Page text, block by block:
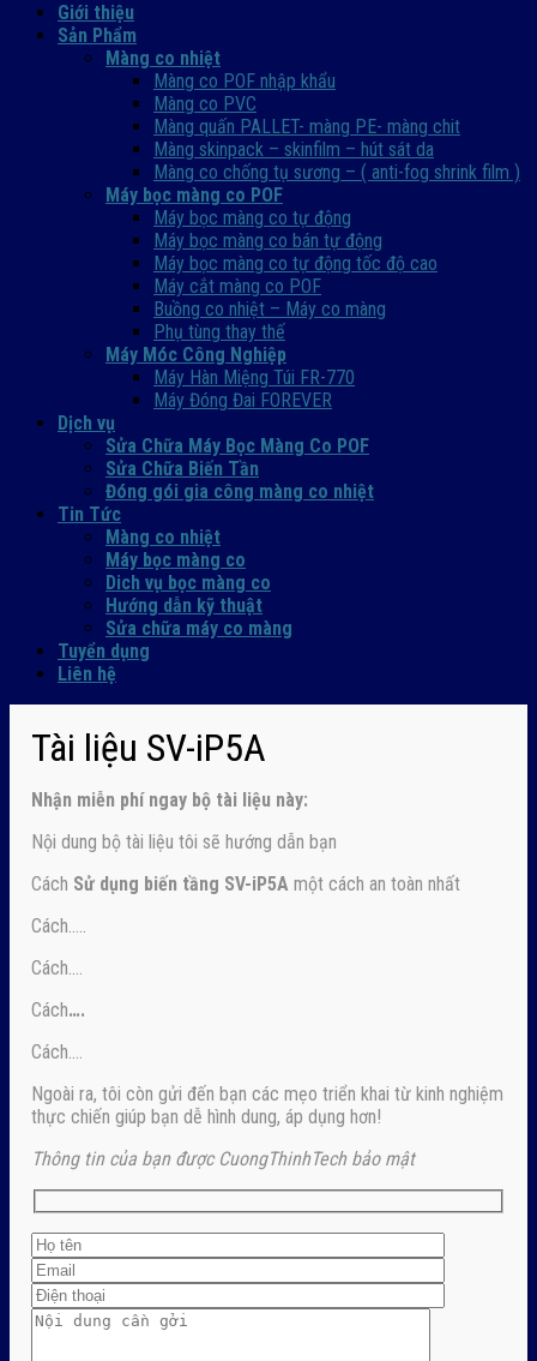
Giới thiệu
Sản Phẩm
Màng co nhiệt
Màng co POF nhập khẩu
Màng co PVC
Màng quấn PALLET- màng PE- màng chit
Màng skinpack – skinfilm – hút sát da
Màng co chống tụ sương – ( anti-fog shrink film )
Máy bọc màng co POF
Máy bọc màng co tự động
Máy bọc màng co bán tự động
Máy bọc màng co tự động tốc độ cao
Máy cắt màng co POF
Buồng co nhiệt – Máy co màng
Phụ tùng thay thế
Máy Móc Công Nghiệp
Máy Hàn Miệng Túi FR-770
Máy Đóng Đai FOREVER
Dịch vụ
Sửa Chữa Máy Bọc Màng Co POF
Sửa Chữa Biến Tần
Đóng gói gia công màng co nhiệt
Tin Tức
Màng co nhiệt
Máy bọc màng co
Dich vụ bọc màng co
Hướng dẫn kỹ thuật
Sửa chữa máy co màng
Tuyển dụng
Liên hệ
Tài liệu SV-iP5A
Nhận miễn phí ngay bộ tài liệu này:
Nội dung bộ tài liệu tôi sẽ hướng dẫn bạn
Cách Sử dụng biến tầng SV-iP5A một cách an toàn nhất
Cách…..
Cách….
Cách….
Cách….
Ngoài ra, tôi còn gửi đến bạn các mẹo triển khai từ kinh nghiệm
thực chiến giúp bạn dễ hình dung, áp dụng hơn!
Thông tin của bạn được CuongThinhTech bảo mật